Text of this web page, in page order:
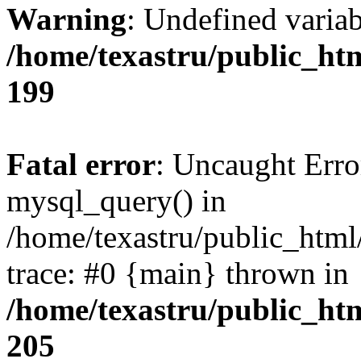
Warning: Undefined
/home/texastru/
199
Fatal error: Uncaught
mysql_query() in
/home/texastru/
trace: #0 {main} thrown in
/home/texastru/
205